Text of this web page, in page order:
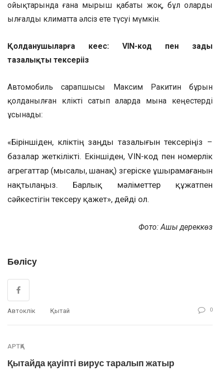
ойықтарында ғана мырыш қабаты жоқ, бұл оларды
ылғалды климатта әлсіз ете түсуі мүмкін.
Қолданушыларға кеңес: VIN-код пен заңды
тазалықты тексеріңіз
Автомобиль сарапшысы Максим Ракитин бұрын
қолданылған көлікті сатып аларда мына кеңестерді
ұсынады:
«Біріншіден, көліктің заңды тазалығын тексеріңіз –
базалар жеткілікті. Екіншіден, VIN-код пен номерлік
агрегаттар (мысалы, шанақ) өзгеріске ұшырамағанын
нақтылаңыз. Барлық мәліметтер құжатпен
сәйкестігін тексеру қажет», дейді ол.
Фото: Ашық дереккөз
Бөлісу
Автокөлік Қытай 0
АРТҚА
Қытайда қауіпті вирус таралып жатыр